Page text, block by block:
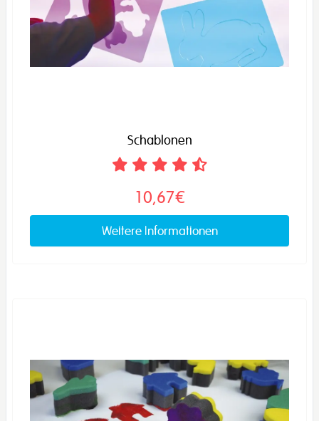
Schablonen
10,67€
Weitere Informationen